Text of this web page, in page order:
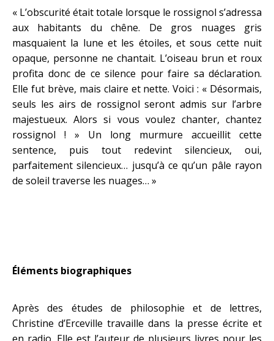
« L’obscurité était totale lorsque le rossignol s’adressa
aux habitants du chêne. De gros nuages gris
masquaient la lune et les étoiles, et sous cette nuit
opaque, personne ne chantait. L’oiseau brun et roux
profita donc de ce silence pour faire sa déclaration.
Elle fut brève, mais claire et nette. Voici : « Désormais,
seuls les airs de rossignol seront admis sur l’arbre
majestueux. Alors si vous voulez chanter, chantez
rossignol ! » Un long murmure accueillit cette
sentence, puis tout redevint silencieux, oui,
parfaitement silencieux… jusqu’à ce qu’un pâle rayon
de soleil traverse les nuages… »
Éléments biographiques
Après des études de philosophie et de lettres,
Christine d’Erceville travaille dans la presse écrite et